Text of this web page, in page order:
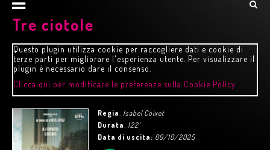
Tre ciotole
Questo plugin utilizza cookie per raccogliere dati e cookie di
terze parti per migliorare l'esperienza utente. Per visualizzare il
plugin è necessario dare il consenso.
Clicca qui per modificare le preferenze sulla Cookie Policy
Regia: Isabel Coixet
Durata: 122'
Data di uscita: 09/10/2025